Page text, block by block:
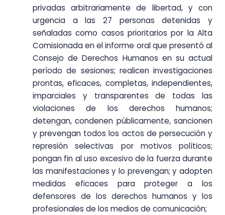
privadas arbitrariamente de libertad, y con
urgencia a las 27 personas detenidas y
señaladas como casos prioritarios por la Alta
Comisionada en el informe oral que presentó al
Consejo de Derechos Humanos en su actual
período de sesiones; realicen investigaciones
prontas, eficaces, completas, independientes,
imparciales y transparentes de todas las
violaciones de los derechos humanos;
detengan, condenen públicamente, sancionen
y prevengan todos los actos de persecución y
represión selectivas por motivos políticos;
pongan fin al uso excesivo de la fuerza durante
las manifestaciones y lo prevengan; y adopten
medidas eficaces para proteger a los
defensores de los derechos humanos y los
profesionales de los medios de comunicación;